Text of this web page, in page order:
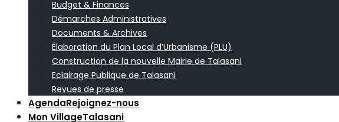
Budget & Finances
Démarches Administratives
Documents & Archives
Élaboration du Plan Local d’Urbanisme (PLU)
Construction de la nouvelle Mairie de Talasani
Eclairage Publique de Talasani
Revues de presse
AgendaRejoignez-nous
Mon VillageTalasani